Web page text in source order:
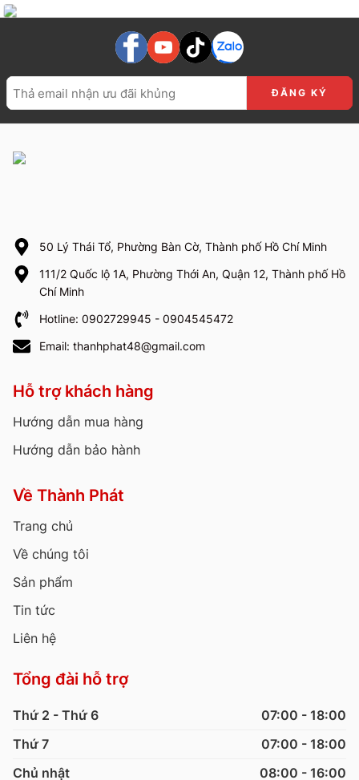
50 Lý Thái Tổ, Phường Bàn Cờ, Thành phố Hồ Chí Minh
111/2 Quốc lộ 1A, Phường Thới An, Quận 12, Thành phố Hồ
Chí Minh
Hotline: 0902729945 - 0904545472
Email: thanhphat48@gmail.com
Hỗ trợ khách hàng
Hướng dẫn mua hàng
Hướng dẫn bảo hành
Về Thành Phát
Trang chủ
Về chúng tôi
Sản phẩm
Tin tức
Liên hệ
Tổng đài hỗ trợ
Thứ 2 - Thứ 6
07:00 - 18:00
Thứ 7
07:00 - 18:00
Chủ nhật
08:00 - 16:00